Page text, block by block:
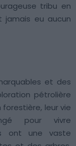
tribu en
jamais eu aucun
et des
pétrolière
leur vie
pour vivre
ont une vaste